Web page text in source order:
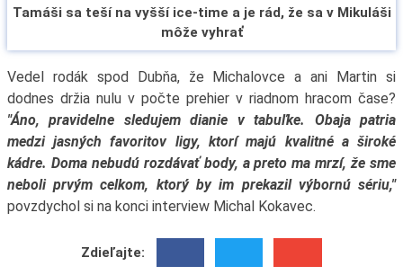
Tamáši sa teší na vyšší ice-time a je rád, že sa v Mikuláši
môže vyhrať
Vedel rodák spod Dubňa, že Michalovce a ani Martin si
dodnes držia nulu v počte prehier v riadnom hracom čase?
"Áno, pravidelne sledujem dianie v tabuľke. Obaja patria
medzi jasných favoritov ligy, ktorí majú kvalitné a široké
kádre. Doma nebudú rozdávať body, a preto ma mrzí, že sme
neboli prvým celkom, ktorý by im prekazil výbornú sériu,"
povzdychol si na konci interview Michal Kokavec.
Zdieľajte: